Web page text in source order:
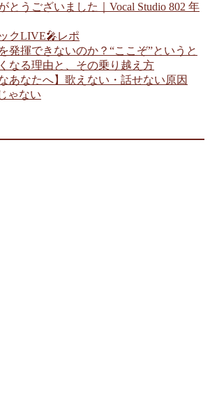
とうございました｜Vocal Studio 802 年
クLIVE🎤レポ
発揮できないのか？“ここぞ”というと
なる理由と、その乗り越え方
あなたへ】歌えない・話せない原因
ゃない